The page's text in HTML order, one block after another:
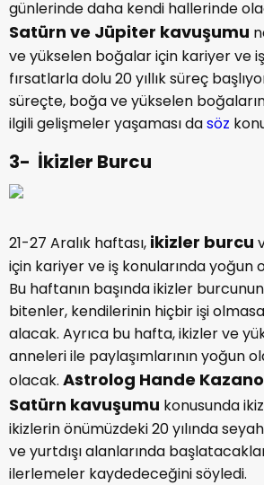
günlerinde daha kendi hallerinde
Satürn ve Jüpiter kavuşumu
ve yükselen boğalar için kariyer ve
fırsatlarla dolu 20 yıllık süreç
süreçte, boğa ve yükselen
ilgili gelişmeler yaşaması dasöz
3- İkizler Burcu
21-27 Aralık haftası, ikizler burcu
için kariyer ve iş konularında yoğun
Bu haftanın başında ikizler
bitenler, kendilerinin hiçbir işi
alacak. Ayrıca bu hafta, ikizler ve
anneleri ile paylaşımlarının yoğun
olacak. Astrolog Hande
Satürn kavuşumu konusunda
ikizlerin önümüzdeki 20 yılında
ve yurtdışı alanlarında
ilerlemeler kaydedeceğini söyledi.